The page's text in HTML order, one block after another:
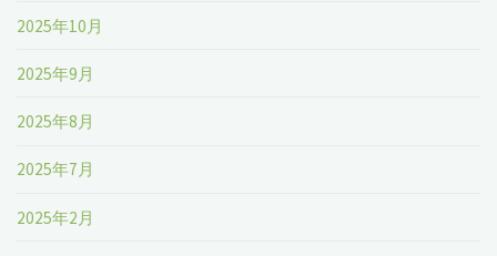
2025年10月
2025年9月
2025年8月
2025年7月
2025年2月